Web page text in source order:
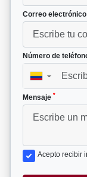
Correo electrónico
Número de
▼
Mensaje *
Acepto recibir